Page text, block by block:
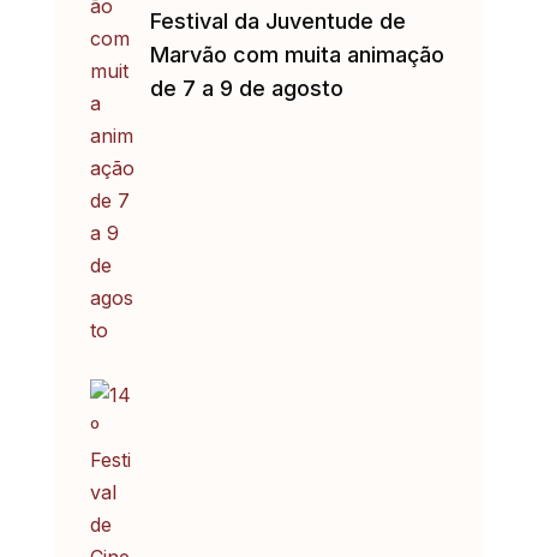
Festival da Juventude de
Marvão com muita animação
de 7 a 9 de agosto